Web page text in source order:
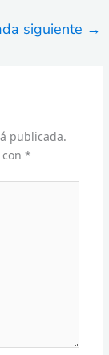
siguiente →
publicada.
*